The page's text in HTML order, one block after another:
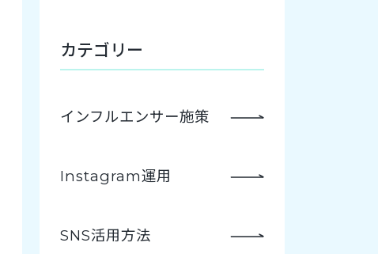
カテゴリー
インフルエンサー施策
Instagram運用
SNS活用方法